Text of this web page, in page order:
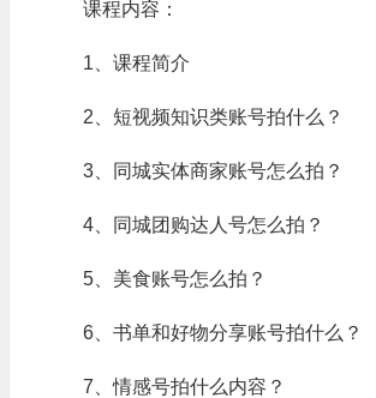
课程内容：
1、课程简介
2、短视频知识类账号拍什么？
3、同城实体商家账号怎么拍？
4、同城团购达人号怎么拍？
5、美食账号怎么拍？
6、书单和好物分享账号拍什么？
7、情感号拍什么内容？